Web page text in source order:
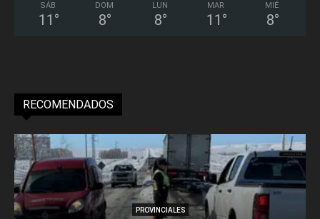
SÁB
11 °
DOM
8°
LUN
8°
MAR
11 °
MIÉ
8°
RECOMENDADOS
PROVINCIALES